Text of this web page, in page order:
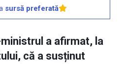
sursă preferată
a afirmat, la
că a susținut